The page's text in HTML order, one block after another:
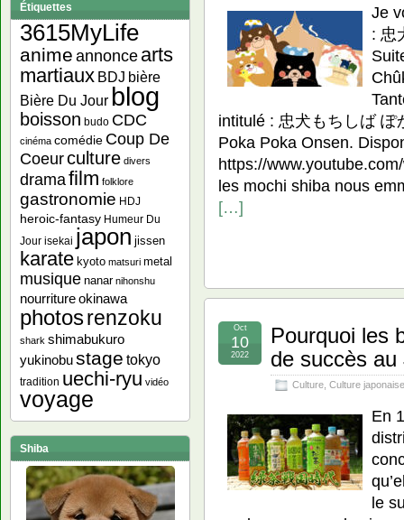
Je
: 忠
intitulé : 忠犬もちしば
Poka Poka Onsen.
https://
les mochi shiba nous
[…]
Pourquoi les
de succès au
Culture, Culture japonaise
Oct
10
2022
En
le
Étiquettes
3615MyLife
anime annonce arts
martiaux BDJ bière
Bière Du Jour blog
boisson budo CDC
cinéma comédie Coup De
Coeurculture divers
dramafilm folklore
gastronomie HDJ
heroic-fantasy Humeur Du
Jour isekai japon jissen
karate kyoto matsuri metal
musique nanar nihonshu
nourritureokinawa
photosrenzoku
shark shimabukuro
yukinobustage tokyo
tradition uechi-ryu vidéo
voyage
Shiba